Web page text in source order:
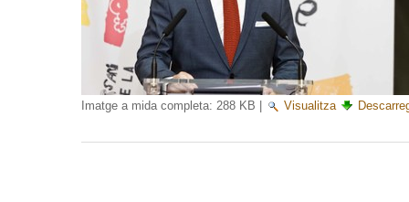
Imatge a mida completa: 288 KB Visualitza